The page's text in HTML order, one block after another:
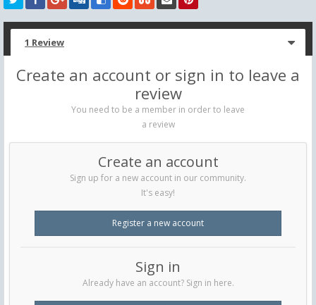
1 Review
Create an account or sign in to leave a
review
You need to be a member in order to leave
a review
Create an account
Sign up for a new account in our community.
It's easy!
Register a new account
Sign in
Already have an account? Sign in here.